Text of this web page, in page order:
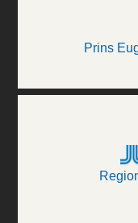
Prins